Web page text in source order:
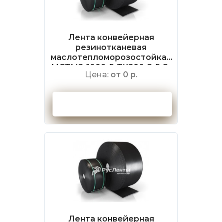
Лента конвейерная
резинотканевая
маслотепломорозостойкая
МСТМ2-1000-5-ТК200-2-5-2-
РБ ГОСТ 20-2018
Цена: от 0 р.
Лента конвейерная